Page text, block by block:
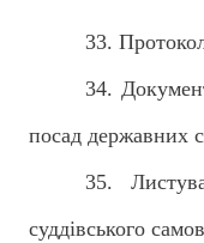
33.
34.
посад державних
35.
суддівського